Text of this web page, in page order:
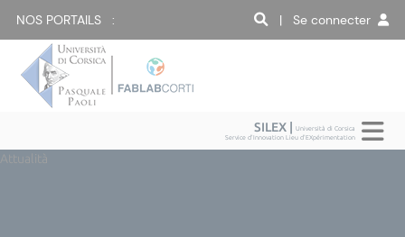
NOS PORTAILS : | Se connecter
SILEX |Università di Corsica
Service d'Innovation Lieu d'EXpérimentation
Attualità